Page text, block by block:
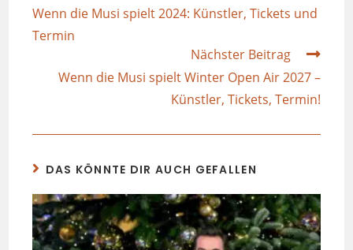
Wenn die Musi spielt 2024: Künstler, Tickets und
Termin
Nächster Beitrag
Wenn die Musi spielt Winter Open Air 2027 –
Künstler, Tickets, Termin!
DAS KÖNNTE DIR AUCH GEFALLEN